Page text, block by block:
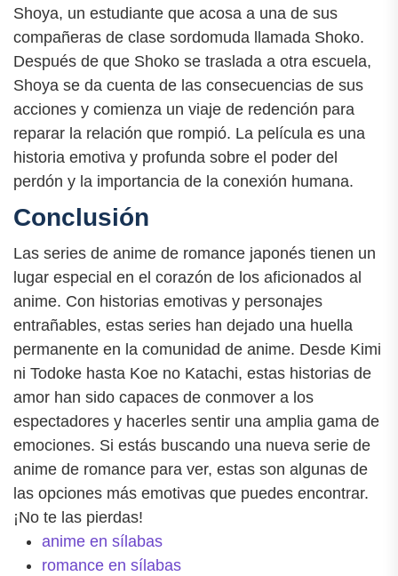
Shoya, un estudiante que acosa a una de sus
compañeras de clase sordomuda llamada Shoko.
Después de que Shoko se traslada a otra escuela,
Shoya se da cuenta de las consecuencias de sus
acciones y comienza un viaje de redención para
reparar la relación que rompió. La película es una
historia emotiva y profunda sobre el poder del
perdón y la importancia de la conexión humana.
Conclusión
Las series de anime de romance japonés tienen un
lugar especial en el corazón de los aficionados al
anime. Con historias emotivas y personajes
entrañables, estas series han dejado una huella
permanente en la comunidad de anime. Desde Kimi
ni Todoke hasta Koe no Katachi, estas historias de
amor han sido capaces de conmover a los
espectadores y hacerles sentir una amplia gama de
emociones. Si estás buscando una nueva serie de
anime de romance para ver, estas son algunas de
las opciones más emotivas que puedes encontrar.
¡No te las pierdas!
anime en sílabas
romance en sílabas